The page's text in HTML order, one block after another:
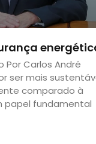
Por Carlos André
ser mais
comparado à
papel fundamental